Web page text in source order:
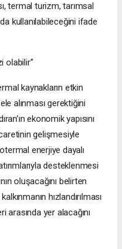
termal turizm, tarımsal
kullanılabileceğini ifade
olabilir”
kaynakların etkin
alınması gerektiğini
ekonomik yapısını
gelişmesiyle
enerjiye dayalı
desteklenmesi
oluşacağını belirten
hızlandırılması
yer alacağını